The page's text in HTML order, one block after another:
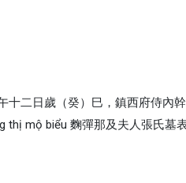
十二日歲（癸）巳，鎮西府侍內
thị mộ biểu 麴彈那及夫人張氏墓